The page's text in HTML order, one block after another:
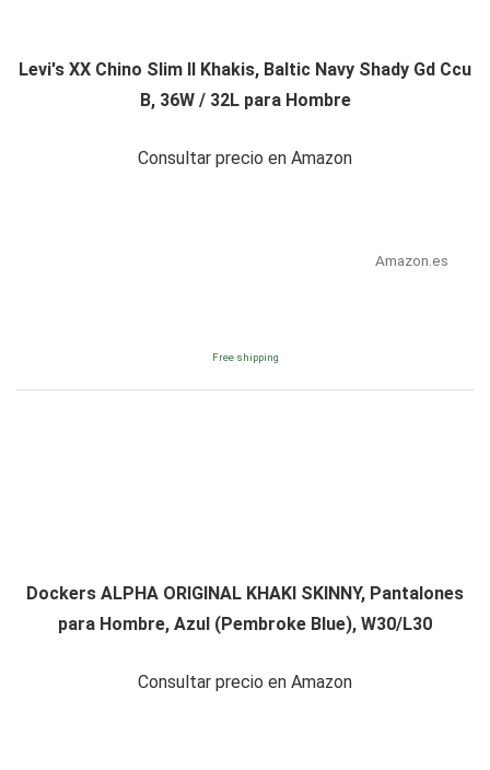
Levi's XX Chino Slim II Khakis, Baltic Navy Shady Gd Ccu
B, 36W / 32L para Hombre
Consultar precio en Amazon
Amazon.es
Free shipping
Dockers ALPHA ORIGINAL KHAKI SKINNY, Pantalones
para Hombre, Azul (Pembroke Blue), W30/L30
Consultar precio en Amazon